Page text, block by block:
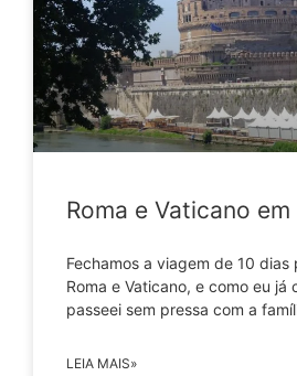
Roma e Vaticano
Fechamos a viagem de 10 dias
Roma e Vaticano, e como eu já
passeei sem pressa com a
LEIA MAIS»